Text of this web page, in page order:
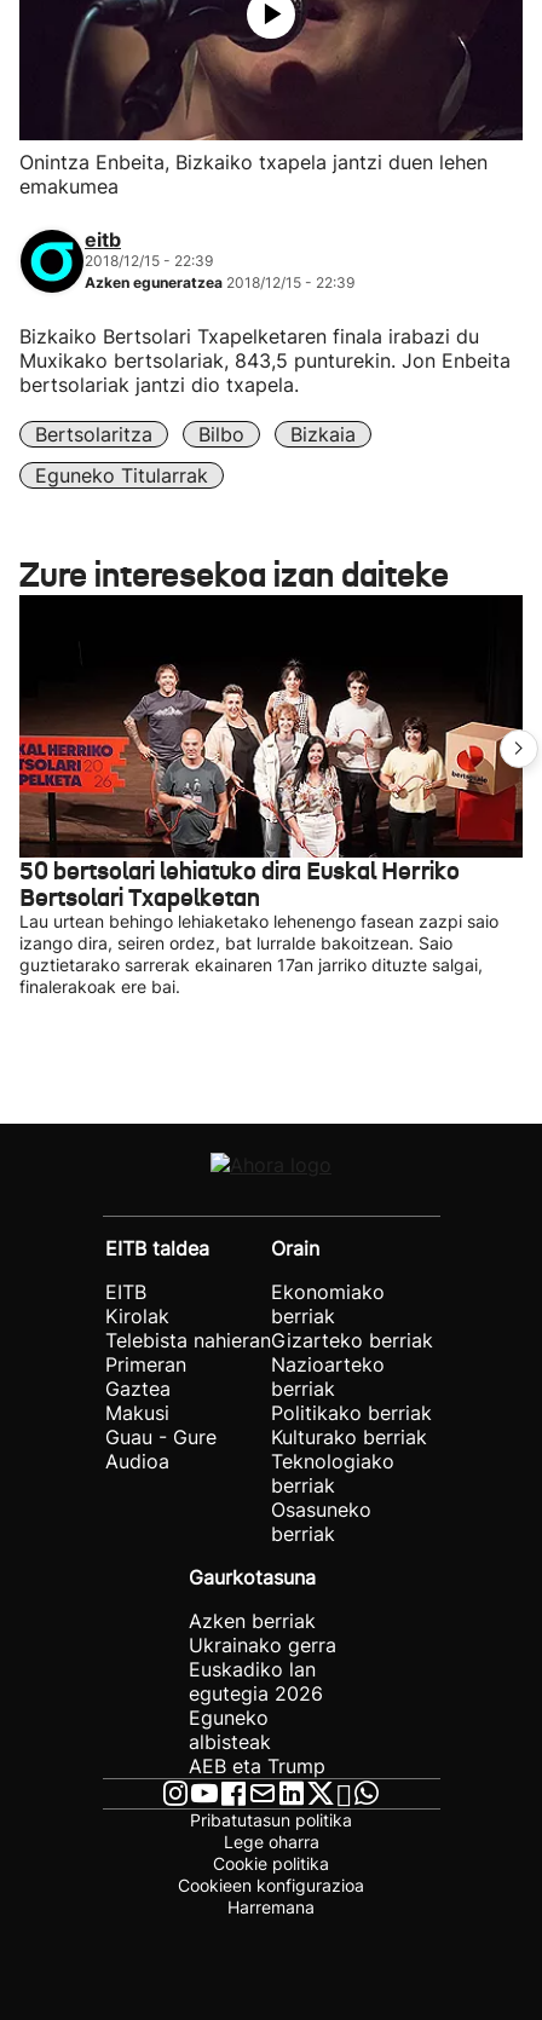
Onintza Enbeita, Bizkaiko txapela jantzi duen lehen
emakumea
eitb
2018/12/15 - 22:39
Azken eguneratzea 2018/12/15 - 22:39
Bizkaiko Bertsolari Txapelketaren finala irabazi du
Muxikako bertsolariak, 843,5 punturekin. Jon Enbeita
bertsolariak jantzi dio txapela.
Bertsolaritza Bilbo
Bizkaia
Eguneko Titularrak
Zure interesekoa izan daiteke
50 bertsolari lehiatuko dira Euskal Herriko
Bertsolari Txapelketan
Lau urtean behingo lehiaketako lehenengo fasean zazpi saio
izango dira, seiren ordez, bat lurralde bakoitzean. Saio
guztietarako sarrerak ekainaren 17an jarriko dituzte salgai,
finalerakoak ere bai.
EITB taldea
EITB
Kirolak
Telebista nahieran
Primeran
Gaztea
Makusi
Guau - Gure
Audioa
Orain
Ekonomiako
berriak
Gizarteko berriak
Nazioarteko
berriak
Politikako berriak
Kulturako berriak
Teknologiako
berriak
Osasuneko
berriak
Gaurkotasuna
Azken berriak
Ukrainako gerra
Euskadiko lan
egutegia 2026
Eguneko
albisteak
AEB eta Trump
Pribatutasun politika
Lege oharra
Cookie politika
Cookieen konfigurazioa
Harremana